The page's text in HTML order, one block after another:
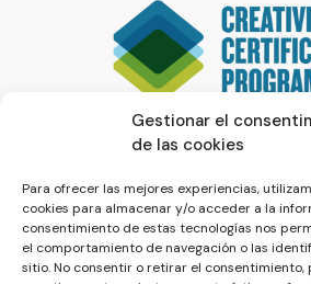
Gestionar el
de las cookies
Para ofrecer las mejores experiencias,
cookies para almacenar y/o acceder a la
consentimiento de estas tecnologías nos
el comportamiento de navegación o las
sitio. No consentir o retirar el